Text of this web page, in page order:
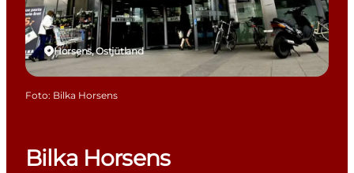
Bilka Horsens
Horsens, Ostjütland
Foto: Bilka Horsens